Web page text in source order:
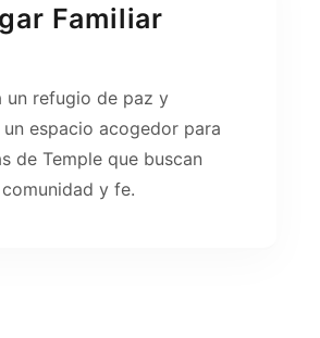
Familiar
un refugio de paz y
espacio acogedor para
de Temple que buscan
y fe.